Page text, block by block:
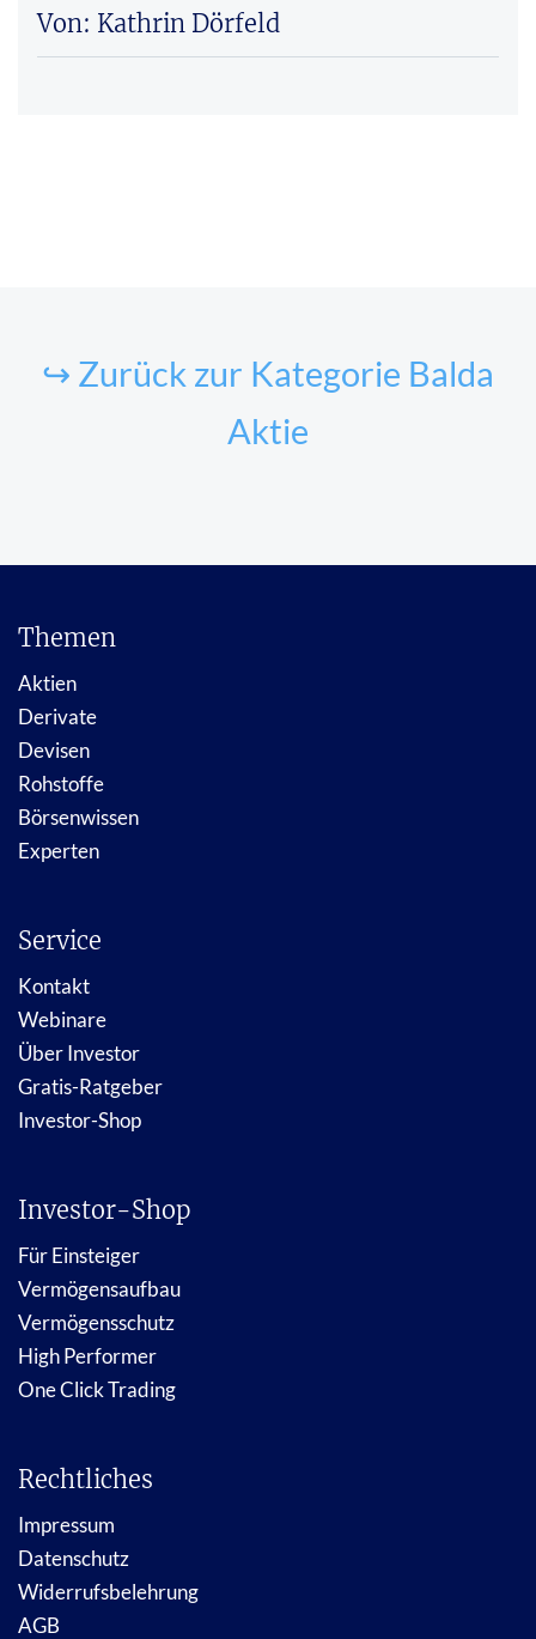
Von: Kathrin Dörfeld
↪ Zurück zur Kategorie Balda
Aktie
Themen
Aktien
Derivate
Devisen
Rohstoffe
Börsenwissen
Experten
Service
Kontakt
Webinare
Über Investor
Gratis-Ratgeber
Investor-Shop
Investor-Shop
Für Einsteiger
Vermögensaufbau
Vermögensschutz
High Performer
One Click Trading
Rechtliches
Impressum
Datenschutz
Widerrufsbelehrung
AGB